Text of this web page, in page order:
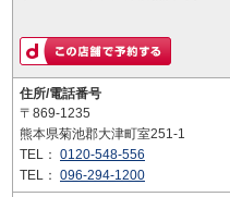
住所/電話番号
〒869-1235
熊本県菊池郡大津町室251-1
TEL： 0120-548-556
TEL： 096-294-1200